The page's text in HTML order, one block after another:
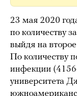
23 мая 2020
по количеству
выйдя на
По количеству
инфекции
университета